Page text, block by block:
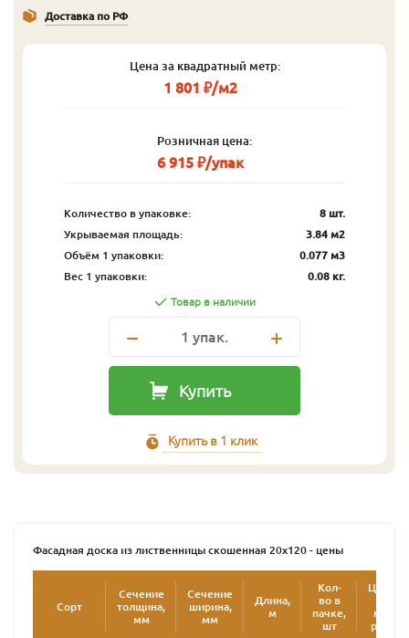
Доставка по РФ
Цена за квадратный метр:
1 801 ₽/м2
Розничная цена:
6 915 ₽/упак
Количество в упаковке:
8 шт.
Укрываемая площадь:
3.84 м2
Объём 1 упаковки:
0.077 м3
Вес 1 упаковки:
0.08 кг.
Товар в наличии
1 упак.
Купить
Купить в 1 клик
Фасадная доска из лиственницы скошенная 20х120 - цены
Сорт
Сечение
толщина,
мм
Сечение
ширина,
мм
Длина,
м
Кол-
во в
пачке,
шт
Цена
м
руб.